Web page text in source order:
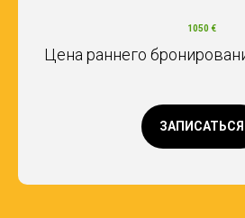
1050 €
Цена раннего
ЗАПИСАТЬСЯ